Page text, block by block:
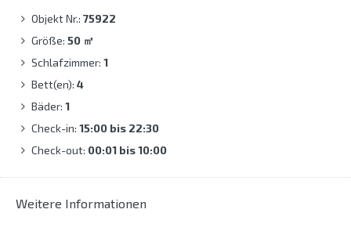
Objekt Nr.: 75922
Größe: 50 ㎡
Schlafzimmer: 1
Bett(en): 4
Bäder: 1
Check-in: 15:00 bis 22:30
Check-out: 00:01 bis 10:00
Weitere Informationen